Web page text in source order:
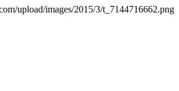
upload/images/2015/3/t_7144716662.png